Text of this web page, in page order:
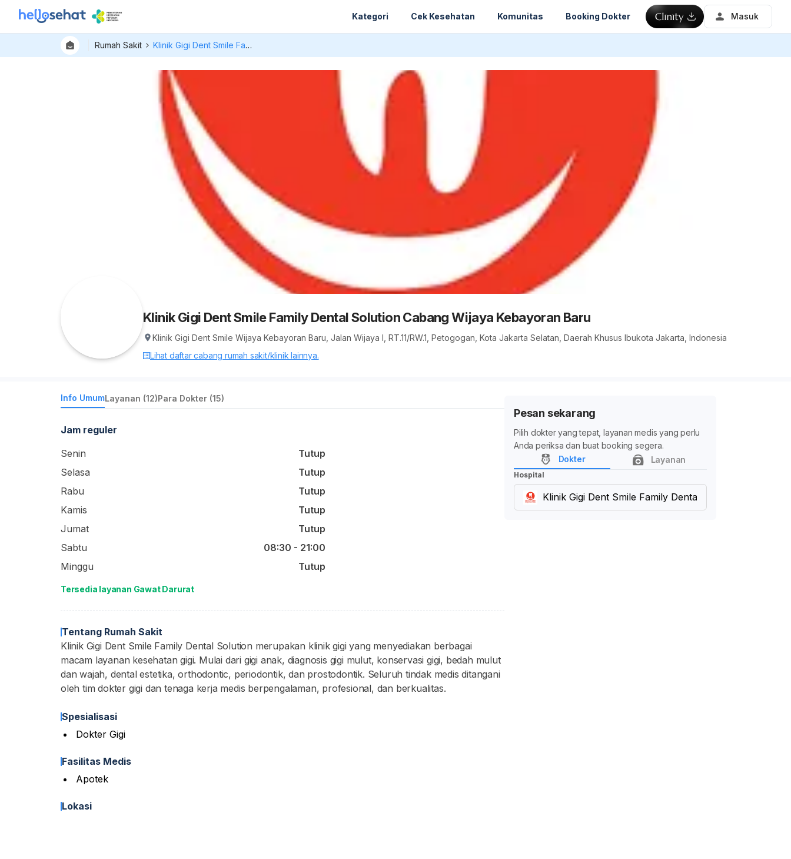
Kategori Cek Kesehatan Komunitas Booking Dokter Masuk
Rumah Sakit Klinik Gigi Dent Smile Family Dental Solution Cabang Wijaya Kebayoran Baru
Klinik Gigi Dent Smile Family Dental Solution Cabang Wijaya Kebayoran Baru
Klinik Gigi Dent Smile Wijaya Kebayoran Baru, Jalan Wijaya I, RT.11/RW.1, Petogogan, Kota Jakarta Selatan, Daerah Khusus Ibukota Jakarta, Indonesia
Lihat daftar cabang rumah sakit/klinik lainnya.
Info UmumLayanan (12)Para Dokter (15)
Jam reguler
Senin
Tutup
Selasa
Tutup
Rabu
Tutup
Kamis
Tutup
Jumat
Tutup
Sabtu
08:30 - 21:00
Minggu
Tutup
Tersedia layanan Gawat Darurat
Tentang Rumah Sakit
Klinik Gigi Dent Smile Family Dental Solution merupakan klinik gigi yang menyediakan berbagai
macam layanan kesehatan gigi. Mulai dari gigi anak, diagnosis gigi mulut, konservasi gigi, bedah mulut
dan wajah, dental estetika, orthodontic, periodontik, dan prostodontik. Seluruh tindak medis ditangani
oleh tim dokter gigi dan tenaga kerja medis berpengalaman, profesional, dan berkualitas.
Spesialisasi
Dokter Gigi
Fasilitas Medis
Apotek
Lokasi
Pesan sekarang
Pilih dokter yang tepat, layanan medis yang perlu
Anda periksa dan buat booking segera.
Dokter
Layanan
Hospital